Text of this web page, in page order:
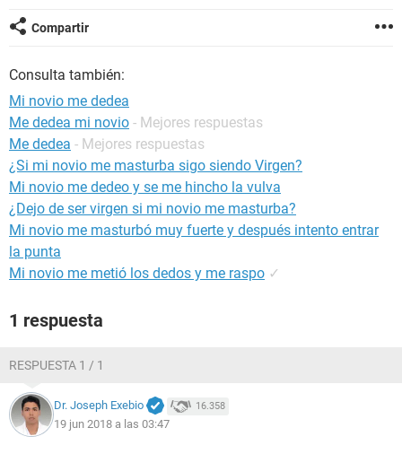
GLOSARIO
Compartir
Consulta también:
Mi novio me dedea
Me dedea mi novio - Mejores respuestas
Me dedea - Mejores respuestas
¿Si mi novio me masturba sigo siendo Virgen?
Mi novio me dedeo y se me hincho la vulva
¿Dejo de ser virgen si mi novio me masturba?
Mi novio me masturbó muy fuerte y después intento entrar
la punta
Mi novio me metió los dedos y me raspo ✓
1 respuesta
RESPUESTA 1 / 1
Dr. Joseph Exebio 16.358
19 jun 2018 a las 03:47